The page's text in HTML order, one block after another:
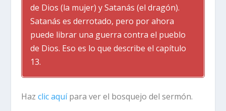
de Dios (la mujer) y Satanás (el dragón).
Satanás es derrotado, pero por ahora
puede librar una guerra contra el pueblo
de Dios. Eso es lo que describe el capítulo
13.
Hazclic aquípara ver el bosquejo del sermón.